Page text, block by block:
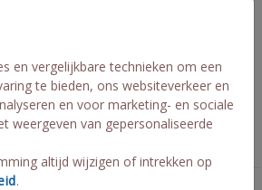
en vergelijkbare technieken om een
te bieden, ons websiteverkeer en
en voor marketing- en sociale
weergeven van gepersonaliseerde
altijd wijzigen of intrekken op
.
is 70 x 70cm.